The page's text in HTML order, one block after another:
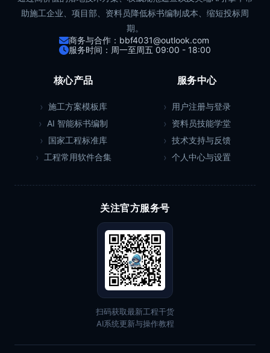
助施工企业、项目部、资料员降低标书编制成本、缩短投标周
期。
商务与合作：bbf4031@outlook.com
服务时间：周一至周五 09:00 - 18:00
核心产品
施工方案模板库
AI 智能标书编制
国家工程标准库
工程常用软件合集
服务中心
用户注册与登录
资料员技能学堂
技术支持与反馈
个人中心与设置
关注官方服务号
扫码获取最新工程干货
AI系统更新与操作教程